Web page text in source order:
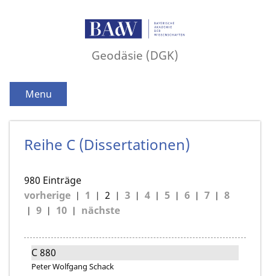
Geodäsie (DGK)
Menu
Reihe C (Dissertationen)
980 Einträge
vorherige
1 2 3 4 5 6 7
8
9
10 nächste
C 880
Peter Wolfgang Schack